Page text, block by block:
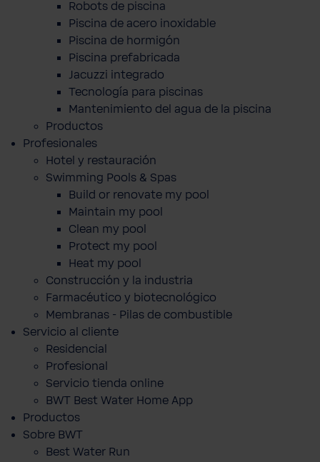
Robots de piscina
Piscina de acero inoxidable
Piscina de hormigón
Piscina prefabricada
Jacuzzi integrado
Tecnología para piscinas
Mantenimiento del agua de la piscina
Productos
Profesionales
Hotel y restauración
Swimming Pools & Spas
Build or renovate my pool
Maintain my pool
Clean my pool
Protect my pool
Heat my pool
Construcción y la industria
Farmacéutico y biotecnológico
Membranas - Pilas de combustible
Servicio al cliente
Residencial
Profesional
Servicio tienda online
BWT Best Water Home App
Productos
Sobre BWT
Best Water Run